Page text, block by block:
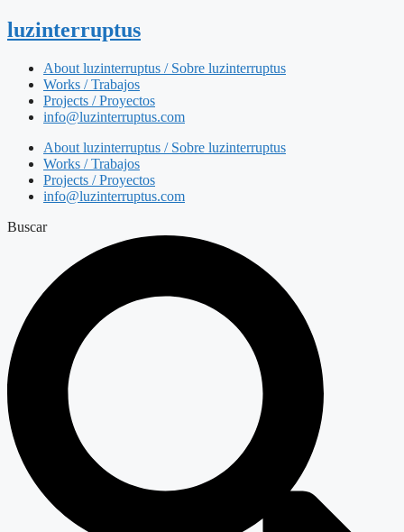
luzinterruptus
About luzinterruptus / Sobre luzinterruptus
Works / Trabajos
Projects / Proyectos
info@luzinterruptus.com
About luzinterruptus / Sobre luzinterruptus
Works / Trabajos
Projects / Proyectos
info@luzinterruptus.com
Buscar